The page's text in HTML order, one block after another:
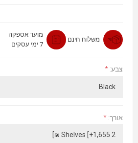
משלוח חינם
מועד אספקה
7 ימי עסקים
צבע: *
אורך: *